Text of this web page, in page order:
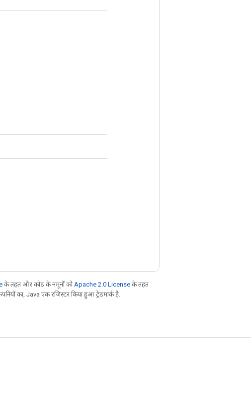
के तहत और कोड के नमूनों को Apache 2.0 License के तहत
का, Java एक रजिस्टर किया हुआ ट्रेडमार्क है.